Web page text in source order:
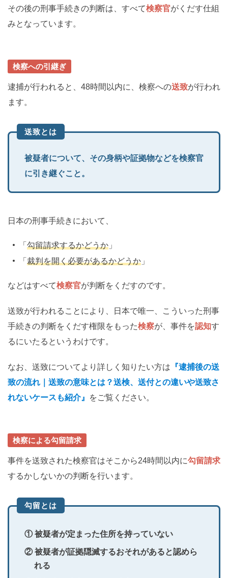
その後の刑事手続きの判断は、すべて検察官がくだす仕組
みとなっています。
検察への引継ぎ
逮捕が行われると、48時間以内に、検察への送致が行われ
ます。
送致とは
被疑者について、その身柄や証拠物などを検察官
に引き継ぐこと。
日本の刑事手続きにおいて、
「 勾留請求するかどうか」
「 裁判を開く必要があるかどうか」
などはすべて検察官が判断をくだすのです。
送致が行われることにより、日本で唯一、こういった刑事
手続きの判断をくだす権限をもった検察が、事件を認知す
るにいたるというわけです。
なお、送致についてより詳しく知りたい方は 『逮捕後の送
致の流れ｜送致の意味とは？送検、送付との違いや送致さ
れないケースも紹介』
をご覧ください。
検察による勾留請求
事件を送致された検察官はそこから24時間以内に勾留請求
するかしないかの判断を行います。
勾留とは
① 被疑者が定まった住所を持っていない
② 被疑者が証拠隠滅するおそれがあると認めら
れる